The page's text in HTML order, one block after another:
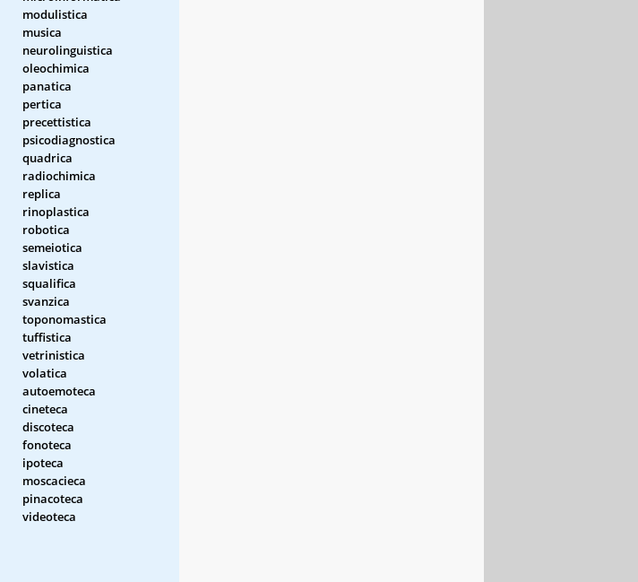
modulistica
musica
neurolinguistica
oleochimica
panatica
pertica
precettistica
psicodiagnostica
quadrica
radiochimica
replica
rinoplastica
robotica
semeiotica
slavistica
squalifica
svanzica
toponomastica
tuffistica
vetrinistica
volatica
autoemoteca
cineteca
discoteca
fonoteca
ipoteca
moscacieca
pinacoteca
videoteca